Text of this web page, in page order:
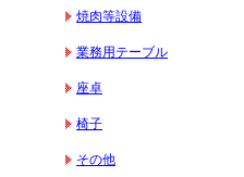
焼肉等設備
業務用テーブル
座卓
椅子
その他